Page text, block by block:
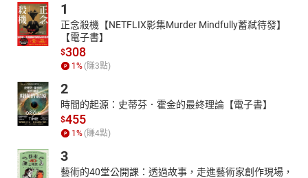
1
正念殺機【NETFLIX影集Murder Mindfully蓄弒待發】
【電子書】
$308
1 % (賺3點)
2
時間的起源：史蒂芬．霍金的最終理論【電子書】
$455
1 % (賺4點)
3
藝術的40堂公開課：透過故事，走進藝術家創作現場，